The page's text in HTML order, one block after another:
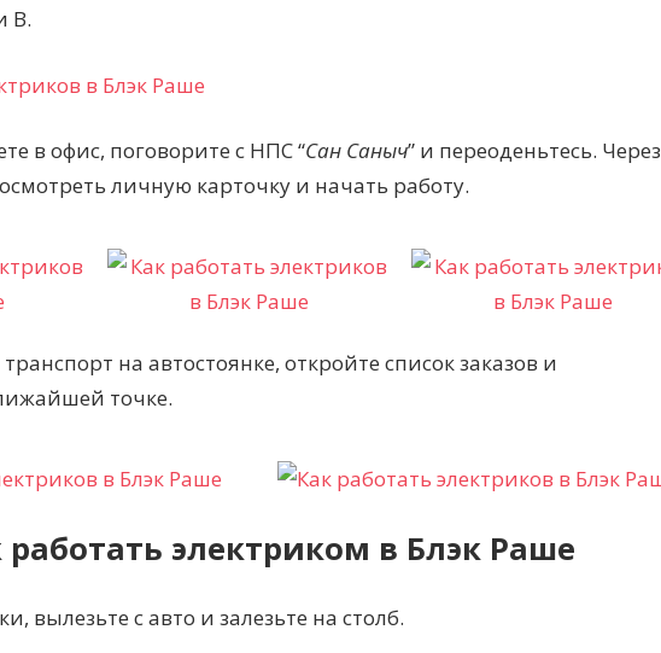
В.
в офис, поговорите с НПС “Сан Саныч” и переоденьтесь. Через
личную карточку и начать работу.
на автостоянке, откройте список заказов и
точке.
работать электриком в Блэк Раше
вылезьте с авто и залезьте на столб.